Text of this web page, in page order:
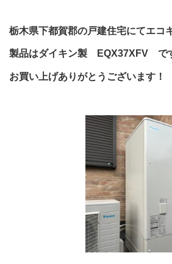
栃木県下都賀郡の戸建住宅にてエコ
製品はダイキン製 EQX37XFV で
お買い上げありがとうございます！